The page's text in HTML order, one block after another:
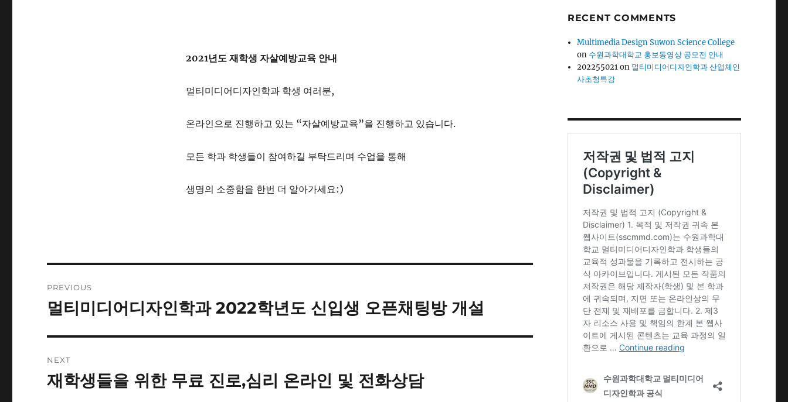
2021년도 재학생 자살예방교육 안내
멀티미디어디자인학과 학생 여러분,
온라인으로 진행하고 있는 “자살예방교육”을 진행하고 있습니다.
모든 학과 학생들이 참여하길 부탁드리며 수업을 통해
생명의 소중함을 한번 더 알아가세요:)
navigation
PREVIOUS
Previous
멀티미디어디자인학과 2022학년도 신입생 오픈채팅방 개설
NEXT
Next
재학생들을 위한 무료 진로,심리 온라인 및 전화상담
RECENT COMMENTS
Multimedia Design Suwon Science College
on 수원과학대학교 홍보동영상 공모전 안내
202255021on 멀티미디어디자인학과 산업체인
사초청특강